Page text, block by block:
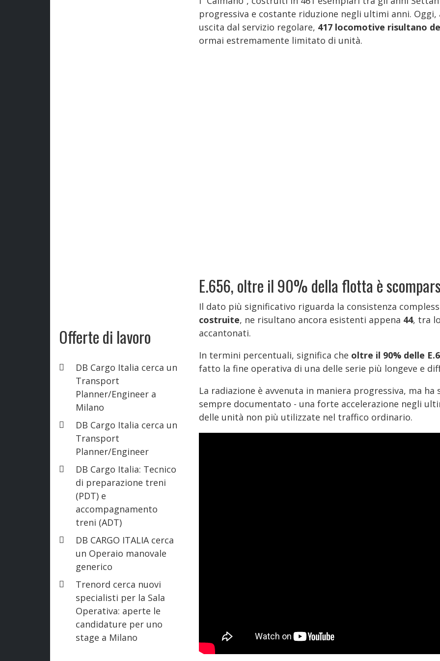
Offerte di lavoro
DB Cargo Italia cerca un
Transport
Planner/Engineer a
Milano
DB Cargo Italia cerca un
Transport
Planner/Engineer
DB Cargo Italia: Tecnico
di preparazione treni
(PDT) e
accompagnamento
treni (ADT)
DB CARGO ITALIA cerca
un Operaio manovale
generico
Trenord cerca nuovi
specialisti per la Sala
Operativa: aperte le
candidature per uno
stage a Milano
progressiva e costante riduzione negli ultimi anni.
uscita dal servizio regolare, 417 locomotive risultano
ormai estremamente limitato di unità.
E.656, oltre il 90% della flotta è
Il dato più significativo riguarda la consistenza
costruite, ne risultano ancora esistenti appena 44, tra
accantonati.
In termini percentuali, significa che oltre il 90% delle
fatto la fine operativa di una delle serie più longeve e
La radiazione è avvenuta in maniera progressiva, ma
sempre documentato - una forte accelerazione negli
delle unità non più utilizzate nel traffico ordinario.